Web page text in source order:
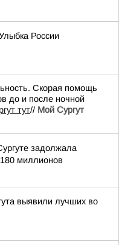
России
Скорая помощь
до и после ночной
тут// Мой Сургут
задолжала
миллионов
выявили лучших во